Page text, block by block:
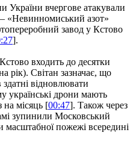
України вчергове атакували
«Невинномиський азот»
завод у Кстово
].
входить до десятки
рік). Світан зазначає, що
відновлювати
українські дрони мають
місяць [00:47]. Також через
зупинили Московський
пожежі всередині